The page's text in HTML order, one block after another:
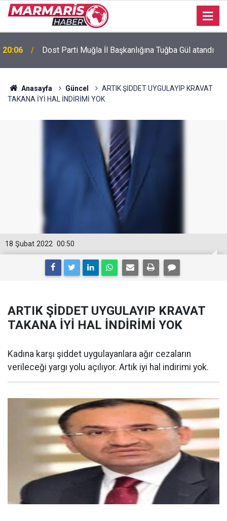
16:51
Bursaspor’da 2026-2027 sezonu forma numaraları
açıklandı
Anasayfa Güncel
ARTIK ŞİDDET UYGULAYIP KRAVAT
TAKANA İYİ HAL İNDİRİMİ YOK
00:50
18 Şubat 2022
ARTIK ŞİDDET UYGULAYIP KRAVAT
TAKANA İYİ HAL İNDİRİMİ YOK
Kadına karşı şiddet uygulayanlara ağır cezaların
verileceği yargı yolu açılıyor. Artık iyi hal indirimi yok.